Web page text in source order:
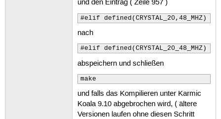
und den Eintrag ( Zeile 957 )
#elif defined(CRYSTAL_20,48_MHZ)
nach
#elif defined(CRYSTAL_20_48_MHZ)
abspeichern und schließen
make
und falls das Kompilieren unter Karmic
Koala 9.10 abgebrochen wird, ( ältere
Versionen laufen ohne diesen Schritt